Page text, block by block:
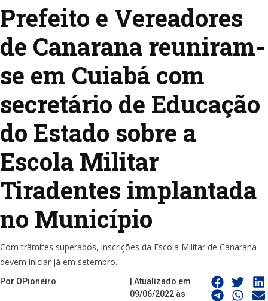
Prefeito e Vereadores
de Canarana reuniram-
se em Cuiabá com
secretário de Educação
do Estado sobre a
Escola Militar
Tiradentes implantada
no Município
Com trâmites superados, inscrições da Escola Militar de Canarana
devem iniciar já em setembro.
Por OPioneiro
| Atualizado em
09/06/2022 às